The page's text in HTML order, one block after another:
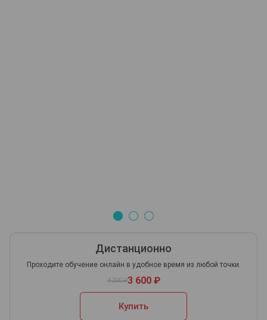
Дистанционно
Проходите обучение онлайн в удобное время из любой точки.
4 200 ₽3 600 ₽
Купить